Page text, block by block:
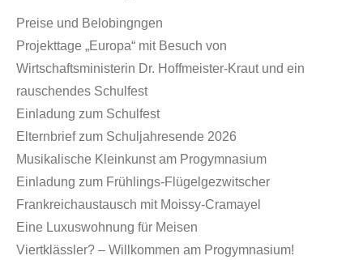
Preise und Belobingngen
Projekttage „Europa“ mit Besuch von
Wirtschaftsministerin Dr. Hoffmeister-Kraut und ein
rauschendes Schulfest
Einladung zum Schulfest
Elternbrief zum Schuljahresende 2026
Musikalische Kleinkunst am Progymnasium
Einladung zum Frühlings-Flügelgezwitscher
Frankreichaustausch mit Moissy-Cramayel
Eine Luxuswohnung für Meisen
Viertklässler? – Willkommen am Progymnasium!